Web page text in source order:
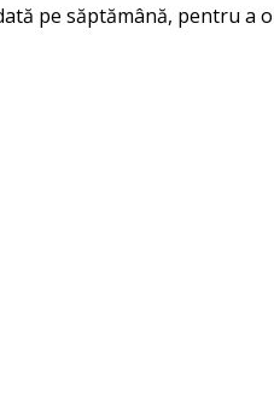
pe săptămână, pentru a